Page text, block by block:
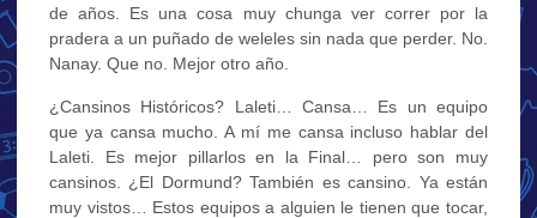
de años. Es una cosa muy chunga ver correr por la
pradera a un puñado de weleles sin nada que perder. No.
Nanay. Que no. Mejor otro año.
¿Cansinos Históricos? Laleti… Cansa… Es un equipo
que ya cansa mucho. A mí me cansa incluso hablar del
Laleti. Es mejor pillarlos en la Final… pero son muy
cansinos. ¿El Dormund? También es cansino. Ya están
muy vistos… Estos equipos a alguien le tienen que tocar,